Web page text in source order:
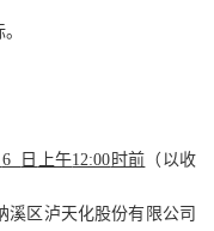
6 日 上午12:00 时前 （以收
溪区泸天化股份有限公司